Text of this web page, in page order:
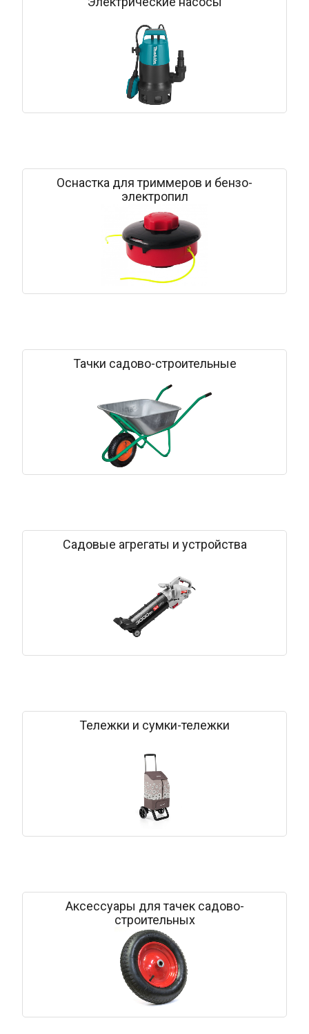
Оснастка для триммеров и бензо-
электропил
Тачки садово-строительные
Садовые агрегаты и устройства
Тележки и сумки-тележки
Аксессуары для тачек садово-
строительных